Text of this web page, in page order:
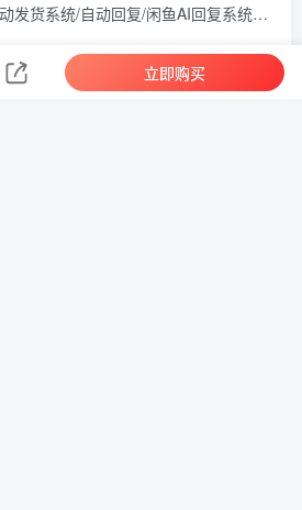
发货系统/自动回复/闲鱼AI回复系统源码
高颜值网盘云盘系统源码
系统源码V1.8 修复Bug版本
立即购买